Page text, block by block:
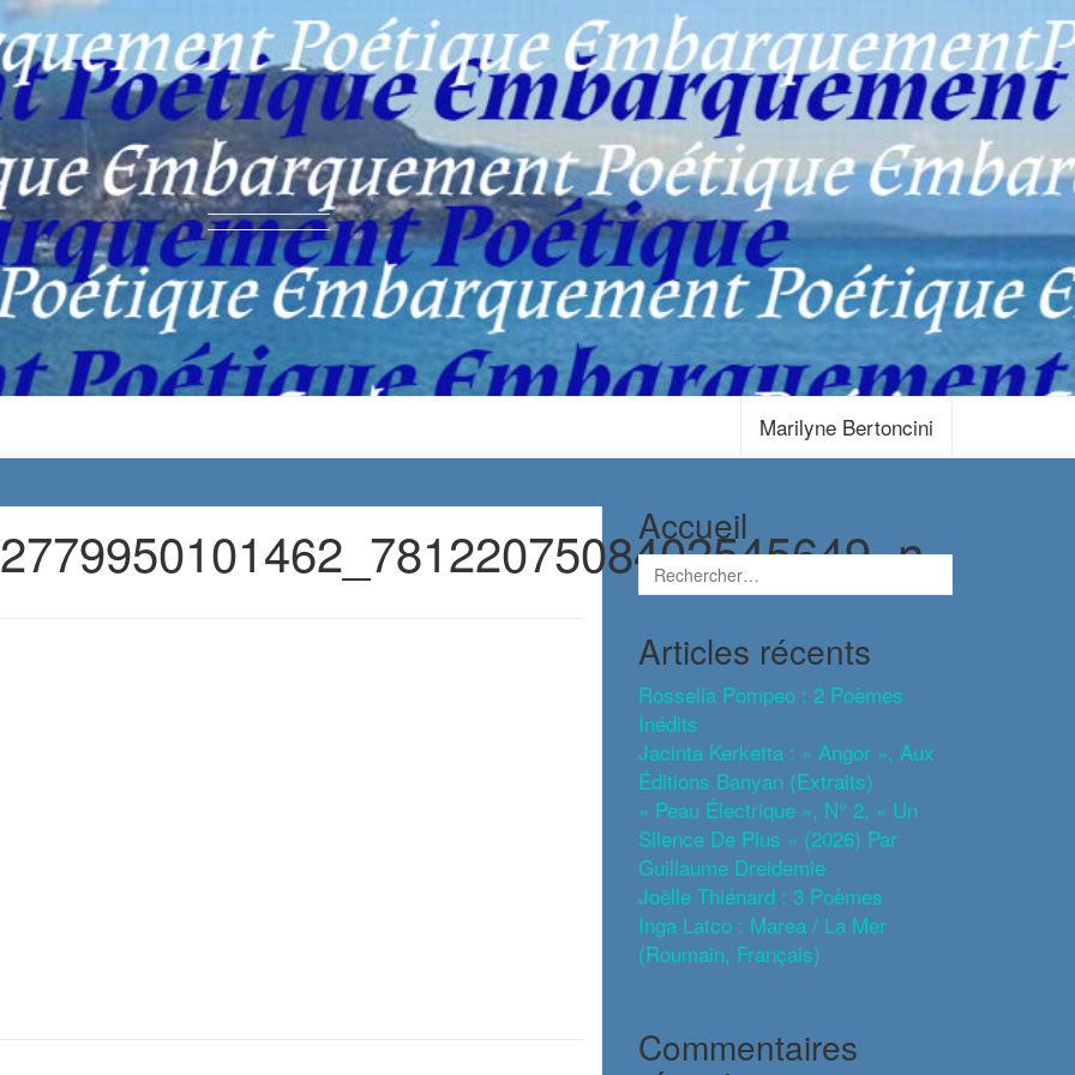
Marilyne Bertoncini
Accueil
Articles récents
Rossella Pompeo : 2 Poèmes
Inédits
Jacinta Kerketta : « Angor », Aux
Éditions Banyan (extraits)
« Peau Électrique », N° 2, « Un
Silence De Plus » (2026) Par
Guillaume Dreidemie
Joëlle Thiénard : 3 Poèmes
Inga Latco : Marea / La Mer
(roumain, Français)
Commentaires